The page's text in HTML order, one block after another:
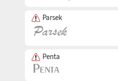
Parsek
Penta